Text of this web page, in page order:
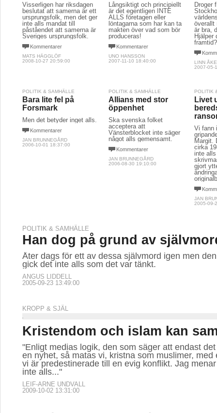
Visserligen har riksdagen
beslutat att samerna är ett
ursprungsfolk, men det ger
inte alls mandat till
påståendet att samerna är
Sveriges ursprungsfolk.
Kommentarer
MATS HÄGGLÖF
2008-10-27 20:59:00
Långsiktigt och principiellt
är det egentligen INTE
ALLS företagen eller
löntagarna som har kan ta
makten över vad som bör
produceras!
Kommentarer
UNO HANSSON
2007-11-10 18:40:00
Droger
överallt
är bra,
Hjälper
framtid?
LINN
2007-05-
POLITIK & SAMHÄLLE
Bara lite fel på
Forsmark
Men det betyder inget alls.
Kommentarer
JAN BRUNNEGÅRD
2006-10-01 18:37:00
POLITIK & SAMHÄLLE
Allians med stor
öppenhet
Ska svenska folket
acceptera att
Vänsterblocket inte säger
något alls gemensamt.
Kommentarer
JAN BRUNNEGÅRD
2006-08-30 19:10:00
POLITIK
Livet
Vi fann
Margit.
cirka
inte
gjort
JAN
2005-09-
POLITIK & SAMHÄLLE
Han dog på grund av
Åter dags för ett av dessa självmord igen men
gick det inte alls som det var tänkt.
ANGUS LIDDELL
2005-09-23 13:49:00
KROPP & SJÄL
Kristendom och islam kan
"Enligt medias logik, den som säger att endast
en nyhet, så matas vi, kristna som muslimer, med
vi är predestinerade till en evig konflikt. Jag
inte alls..."
LEIF-ARNE UNDVALL
2009-10-02 13:31:00